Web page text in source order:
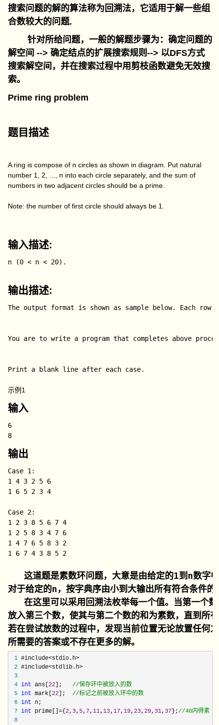
搜索问题的解的算法称为回溯法，它适用于解一些组
合数较大的问题.
针对所给问题，一般的解题步骤为：确定问题的
解空间--> 确定结点的扩展搜索规则--> 以DFS方式
搜索解空间，并在搜索过程中用剪枝函数避免无效搜
索。
Prime ring problem
题目描述
A ring is compose of n circles as shown in diagram. Put natural
number 1, 2, ..., n into each circle separately, and the sum of
numbers in two adjacent circles should be a prime.
Note: the number of first circle should always be 1.
输入描述:
n (0 < n < 20).
输出描述:
The output format is shown as sample below. Each
You are to write a program that completes above
Print a blank line after each case.
示例1
输入
6
8
输出
Case 1:
1 4 3 2 5 6
1 6 5 2 3 4
Case 2:
1 2 3 8 5 6 7 4
1 2 5 8 3 4 7 6
1 4 7 6 5 8 3 2
1 6 7 4 3 8 5 2
这道题是素数环问题，大意是由给定的1到n数字
对于给定的n，按字典序由小到大输出所有符合条件
在这里可以采用回溯法枚举每一个值。当第一个
放入第三个数，使其与第二个数的和为素数，直到所
若在尝试放数的过程中，发现当前位置无论放置任何
所需要的答案或不存在更多的解。
1
2
3
4 int ans[22 ]; //保存环中被放入的数
5 int mark[22 ]; //标记之前被放入环中的数
6 int
7 int prime[]={2, 3, 5, 7,11,13,17,19,23,29, 31, 37 };//40内得素数
8